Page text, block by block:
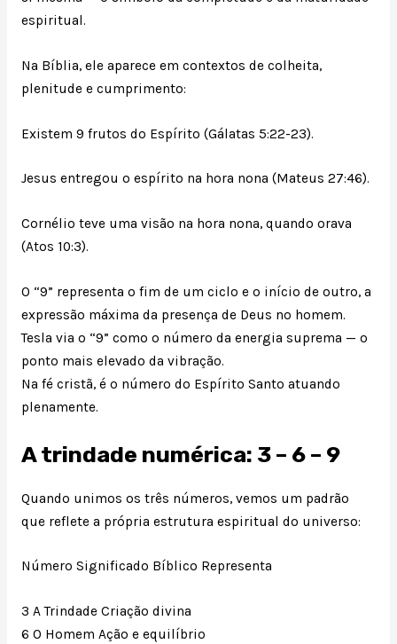
espiritual.
Na Bíblia, ele aparece em contextos de colheita,
plenitude e cumprimento:
Existem 9 frutos do Espírito (Gálatas 5:22-23).
Jesus entregou o espírito na hora nona (Mateus 27:46).
Cornélio teve uma visão na hora nona, quando orava
(Atos 10:3).
O “9” representa o fim de um ciclo e o início de outro, a
expressão máxima da presença de Deus no homem.
Tesla via o “9” como o número da energia suprema — o
ponto mais elevado da vibração.
Na fé cristã, é o número do Espírito Santo atuando
plenamente.
A trindade numérica: 3 – 6 – 9
Quando unimos os três números, vemos um padrão
que reflete a própria estrutura espiritual do universo:
Número Significado Bíblico Representa
3 A Trindade Criação divina
6 O Homem Ação e equilíbrio